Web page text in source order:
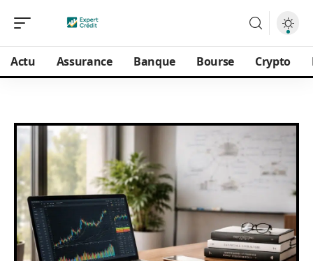
Actu Assurance Banque Bourse Crypto